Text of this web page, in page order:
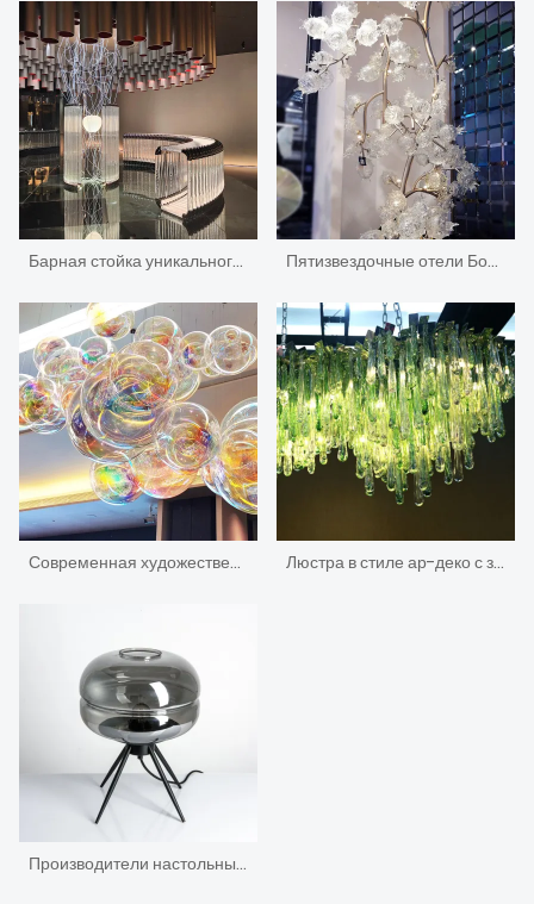
Барная стойка уникального дизайна нестандартного дизайнера декоративная изогнутая с светом Пятизвездочные отели Большие изготовленные на заказ фруктовые деревья из дутого муранского стекла
Современная художественная декоративная люстра Пузырь Дизайн Люстра в стиле ар-деко с зеленой каплей воды в современной гостиной
Производители настольных ламп - конкурентоспособная оптовая продажа